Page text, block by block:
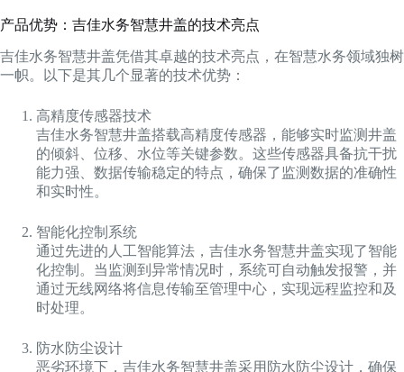
产品优势：吉佳水务智慧井盖的技术亮点
吉佳水务智慧井盖凭借其卓越的技术亮点，在智慧水务领域独树
一帜。以下是其几个显著的技术优势：
高精度传感器技术
吉佳水务智慧井盖搭载高精度传感器，能够实时监测井盖
的倾斜、位移、水位等关键参数。这些传感器具备抗干扰
能力强、数据传输稳定的特点，确保了监测数据的准确性
和实时性。
智能化控制系统
通过先进的人工智能算法，吉佳水务智慧井盖实现了智能
化控制。当监测到异常情况时，系统可自动触发报警，并
通过无线网络将信息传输至管理中心，实现远程监控和及
时处理。
防水防尘设计
恶劣环境下，吉佳水务智慧井盖采用防水防尘设计，确保